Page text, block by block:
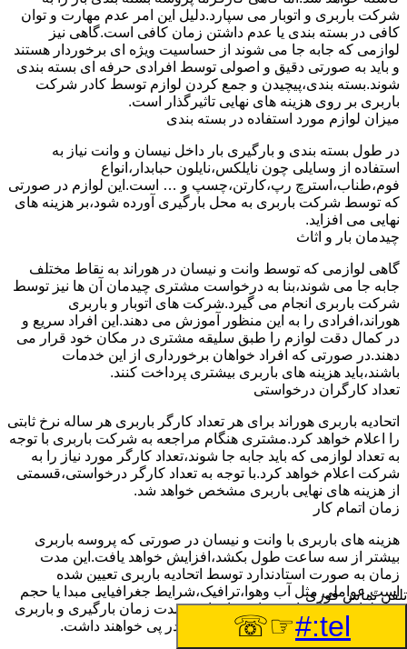
شرکت باربری و اتوبار می سپارد.دلیل این امر عدم مهارت و توان
کافی در بسته بندی یا عدم داشتن زمان کافی است.گاهی نیز
لوازمی که جابه جا می شوند از حساسیت ویژه ای برخوردار هستند
و باید به صورتی دقیق و اصولی توسط افرادی حرفه ای بسته بندی
شوند.بسته بندی،پیچیدن و جمع کردن لوازم توسط کادر شرکت
باربری بر روی هزینه های نهایی تاثیرگذار است.
میزان لوازم مورد استفاده در بسته بندی
در طول بسته بندی و بارگیری بار داخل نیسان و وانت نیاز به
استفاده از وسایلی چون نایلکس،نایلون حبابدار،انواع
فوم،طناب،استرچ رپ،کارتن،چسپ و … است.این لوازم در صورتی
که توسط شرکت باربری به محل بارگیری آورده شود،بر هزینه های
نهایی می افزاید.
چیدمان بار و اثاث
گاهی لوازمی که توسط وانت و نیسان در هوراند به نقاط مختلف
جابه جا می شوند،بنا به درخواست مشتری چیدمان آن ها نیز توسط
شرکت باربری انجام می گیرد.شرکت های اتوبار و باربری
هوراند،افرادی را به این منظور آموزش می دهند.این افراد سریع و
در کمال دقت لوازم را طبق سلیقه مشتری در مکان خود قرار می
دهند.در صورتی که افراد خواهان برخورداری از این خدمات
باشند،باید هزینه های باربری بیشتری پرداخت کنند.
تعداد کارگران درخواستی
اتحادیه باربری هوراند برای هر تعداد کارگر باربری هر ساله نرخ ثابتی
را اعلام خواهد کرد.مشتری هنگام مراجعه به شرکت باربری با توجه
به تعداد لوازمی که باید جابه جا شوند،تعداد کارگر مورد نیاز را به
شرکت اعلام خواهد کرد.با توجه به تعداد کارگر درخواستی،قسمتی
از هزینه های نهایی باربری مشخص خواهد شد.
زمان اتمام کار
هزینه های باربری با وانت و نیسان در صورتی که پروسه باربری
بیشتر از سه ساعت طول بکشد،افزایش خواهد یافت.این مدت
زمان به صورت استادندارد توسط اتحادیه باربری تعیین شده
است.عواملی مثل آب وهوا،ترافیک،شرایط جغرافیایی مبدا یا حجم
زیاد لوازم ممکن است باعث افزایش مدت زمان بارگیری و باربری
شوند که افزایش هزینه های باربری را در پی خواهند داشت.
تعداد طبقات ساختمان مبدا و مقصد
تلفن تماس فوری
tel:#
☞☏